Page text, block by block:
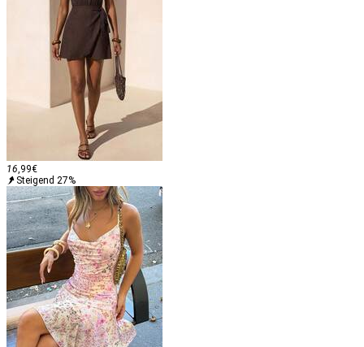
16 ,99€
Steigend 27%